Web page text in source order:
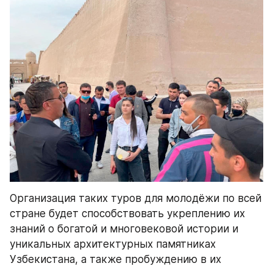
Организация таких туров для молодёжи по всей
стране будет способствовать укреплению их
знаний о богатой и многовековой истории и
уникальных архитектурных памятниках
Узбекистана, а также пробуждению в их